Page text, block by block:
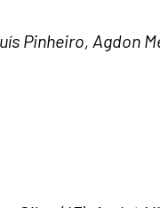
Pinheiro, Agdon